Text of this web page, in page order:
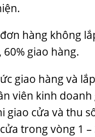
hàng không
60% giao hàng.
giao hàng và
viên kinh doanh
giao cửa và thu
trong vòng 1 –